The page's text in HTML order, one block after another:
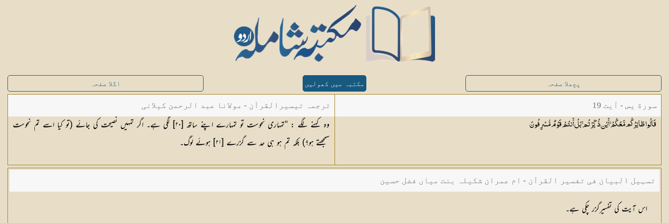
پچھلا صفحہ مکتبہ میں کھولیں اگلا صفحہ
سورة يس - آیت 19
قَالُوا طَائِرُكُم مَّعَكُمْ ۚ أَئِن ذُكِّرْتُم ۚ بَلْ أَنتُمْ قَوْمٌمُّسْرِفُونَ
ترجمہ تیسیرالقرآن - مولانا عبد الرحمن کیلانی
وہ کہنے لگے : ''تمہاری نحوست تو تمہارے اپنے ساتھ [٢٠] لگی ہے۔ اگر تمہیں نصیحت کی جائے (تو کیا اسے تم نحوست
سمجھتے ہو؟) بلکہ تم ہو ہی حد سے گزرے [٢١] ہوئے لوگ۔
تسہیل البیان فی تفسیر القرآن - ام عمران شکیلہ بنت میاں فضل حسین
اس آیت کی تفسیرگزر چکی ہے۔